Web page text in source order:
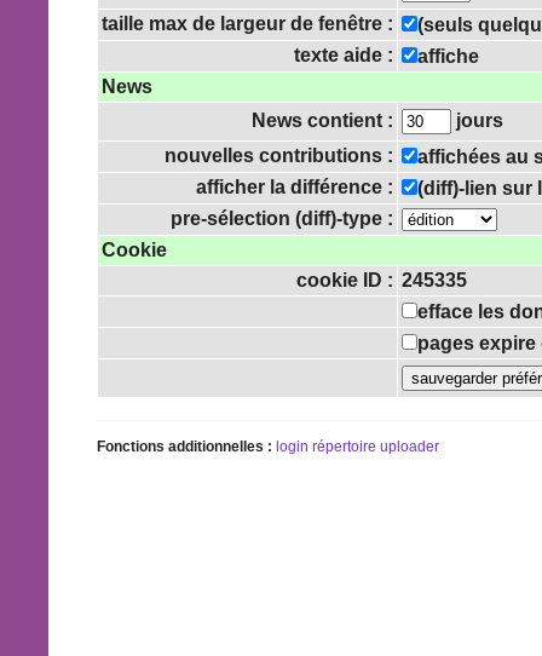
taille max de largeur de fenêtre :
(seuls
texte aide :
affiche
News
News contient :
jours
nouvelles contributions :
affichées au
afficher la différence :
(diff)-lien sur
pre-sélection (diff)-type :
Cookie
cookie ID : 245335
efface les
pages
Fonctions additionnelles : login répertoire uploader